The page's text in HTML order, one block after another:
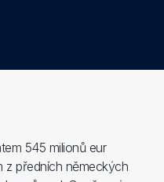
545 milionů eur
z předních německých